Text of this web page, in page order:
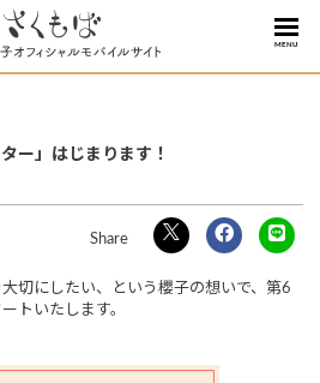
MENU
ー」はじまります！
切にしたい、という櫻子の想いで、第6
トいたします。